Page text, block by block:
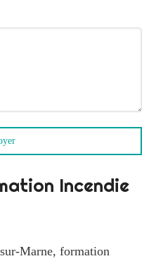
Incendie
Marne, formation